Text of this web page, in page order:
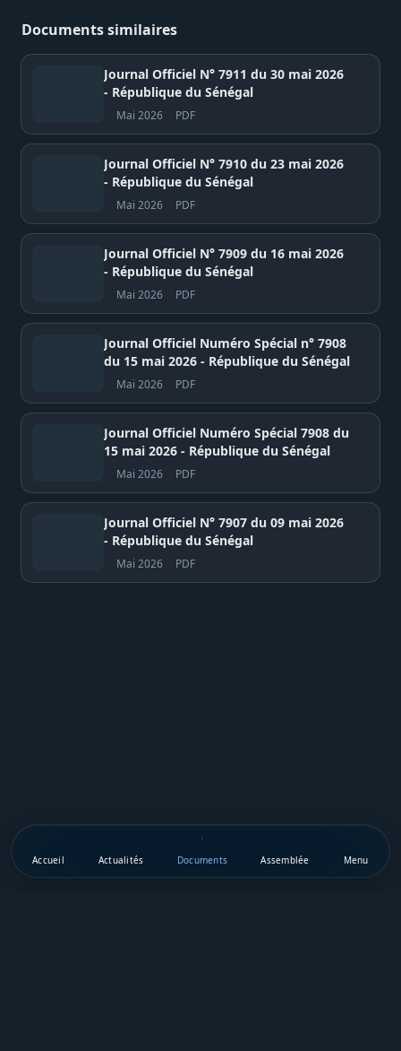
Documents similaires
Journal Officiel N° 7911 du 30 mai 2026
- République du Sénégal
Mai 2026 PDF
Journal Officiel N° 7910 du 23 mai 2026
- République du Sénégal
Mai 2026 PDF
Journal Officiel N° 7909 du 16 mai 2026
- République du Sénégal
Mai 2026 PDF
Journal Officiel Numéro Spécial n° 7908
du 15 mai 2026 - République du Sénégal
Mai 2026 PDF
Journal Officiel Numéro Spécial 7908 du
15 mai 2026 - République du Sénégal
Mai 2026 PDF
Journal Officiel N° 7907 du 09 mai 2026
- République du Sénégal
Mai 2026 PDF
Accueil Actualités Documents Assemblée Menu